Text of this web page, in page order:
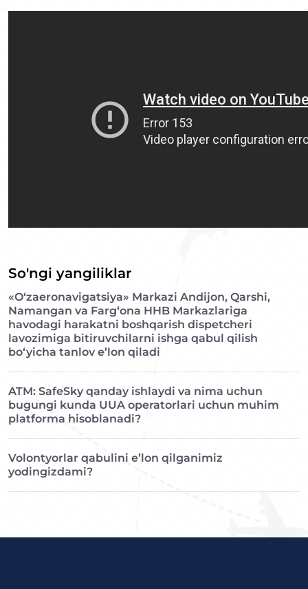
So'ngi yangiliklar
«O‘zaeronavigatsiya» Markazi Andijon, Qarshi,
Namangan va Farg‘ona HHB Markazlariga
havodagi harakatni boshqarish dispetcheri
lavozimiga bitiruvchilarni ishga qabul qilish
bo‘yicha tanlov e’lon qiladi
ATM: SafeSky qanday ishlaydi va nima uchun
bugungi kunda UUA operatorlari uchun muhim
platforma hisoblanadi?
Volontyorlar qabulini e’lon qilganimiz
yodingizdami?